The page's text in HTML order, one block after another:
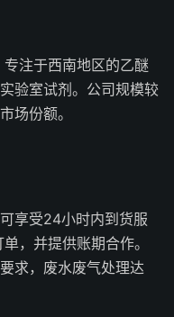
注于西南地区的乙醚
验室试剂。公司规模较
场份额。
享受24小时内到货服
，并提供账期合作。
求，废水废气处理达